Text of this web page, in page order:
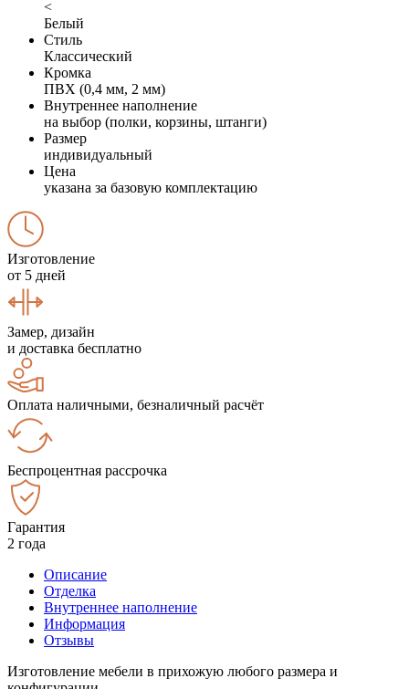
<
Белый
Стиль
Классический
Кромка
ПВХ (0,4 мм, 2 мм)
Внутреннее наполнение
на выбор (полки, корзины, штанги)
Размер
индивидуальный
Цена
указана за базовую комплектацию
Изготовление
от 5 дней
Замер, дизайн
и доставка бесплатно
Оплата наличными, безналичный расчёт
Беспроцентная рассрочка
Гарантия
2 года
Описание
Отделка
Внутреннее наполнение
Информация
Отзывы
Изготовление мебели в прихожую любого размера и